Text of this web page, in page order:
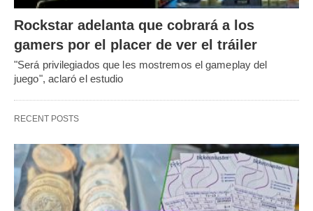
Rockstar adelanta que cobrará a los
gamers por el placer de ver el tráiler
"Será privilegiados que les mostremos el gameplay del
juego", aclaró el estudio
RECENT POSTS